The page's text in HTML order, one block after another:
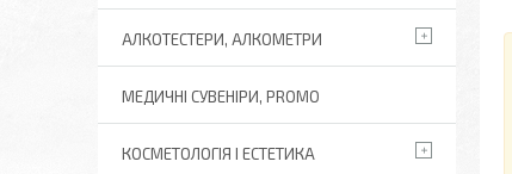
АЛКОТЕСТЕРИ, АЛКОМЕТРИ
МЕДИЧНІ СУВЕНІРИ, PROMO
КОСМЕТОЛОГІЯ І ЕСТЕТИКА